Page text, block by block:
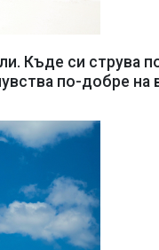
Къде си струва
по-добре на